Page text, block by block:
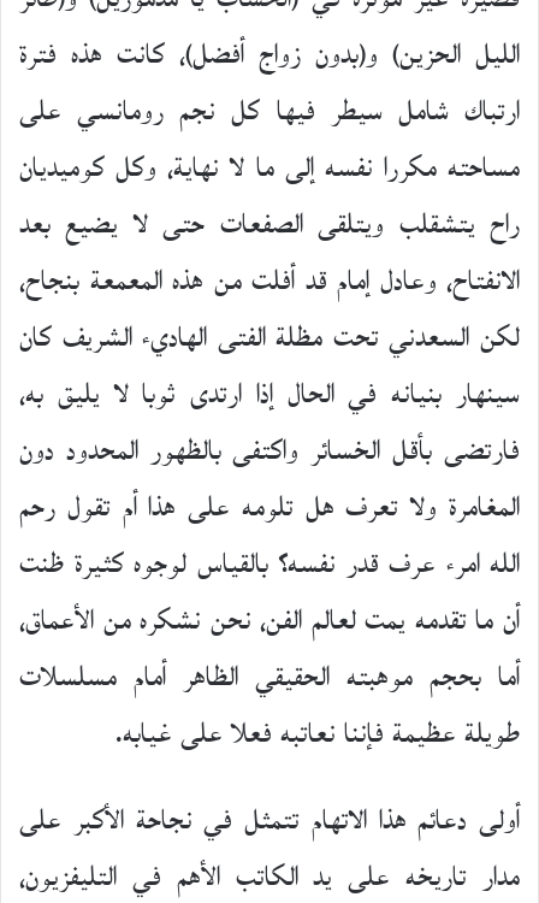
الليل الحزين) و(بدون زواج أفضل)، كانت هذه فترة
ارتباك شامل سيطر فيها كل نجم رومانسي على
مساحته مكررا نفسه إلى ما لا نهاية، وكل كوميديان
راح يتشقلب ويتلقى الصفعات حتى لا يضيع بعد
الانفتاح، وعادل إمام قد أفلت من هذه المعمعة بنجاح،
لكن السعدني تحت مظلة الفتى الهاديء الشريف كان
سينهار بنيانه في الحال إذا ارتدى ثوبا لا يليق به،
فارتضى بأقل الخسائر واكتفى بالظهور المحدود دون
المغامرة ولا تعرف هل تلومه على هذا أم تقول رحم
الله امرء عرف قدر نفسه؟ بالقياس لوجوه كثيرة ظنت
أن ما تقدمه يمت لعالم الفن، نحن نشكره من الأعماق،
أما بحجم موهبته الحقيقي الظاهر أمام مسلسلات
طويلة عظيمة فإننا نعاتبه فعلا على غيابه.
أولى دعائم هذا الاتهام تتمثل في نجاحة الأكبر على
مدار تاريخه على يد الكاتب الأهم في التليفزيون،